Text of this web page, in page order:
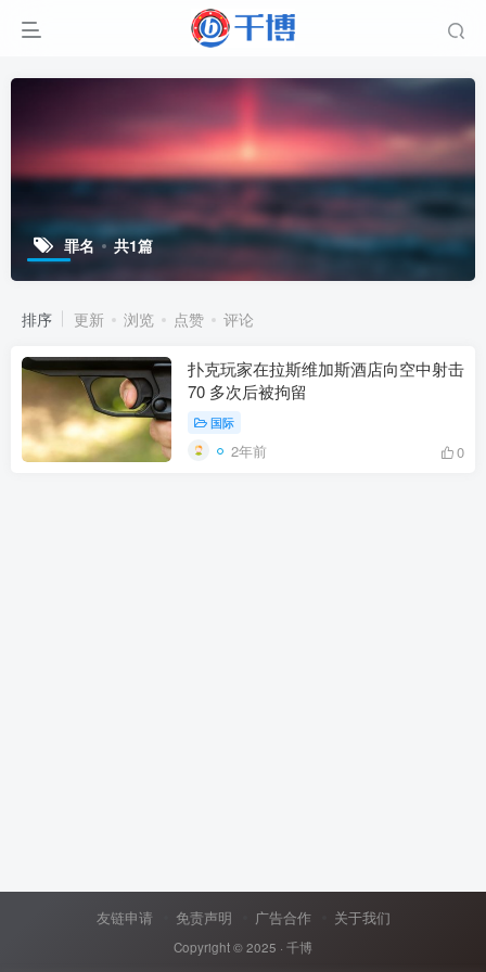
罪名 共1篇
排序 更新 浏览 点赞 评论
扑克玩家在拉斯维加斯酒店向空中射击
70 多次后被拘留
国际
2年前 0
友链申请 免责声明 广告合作 关于我们
Copyright © 2025 · 千博